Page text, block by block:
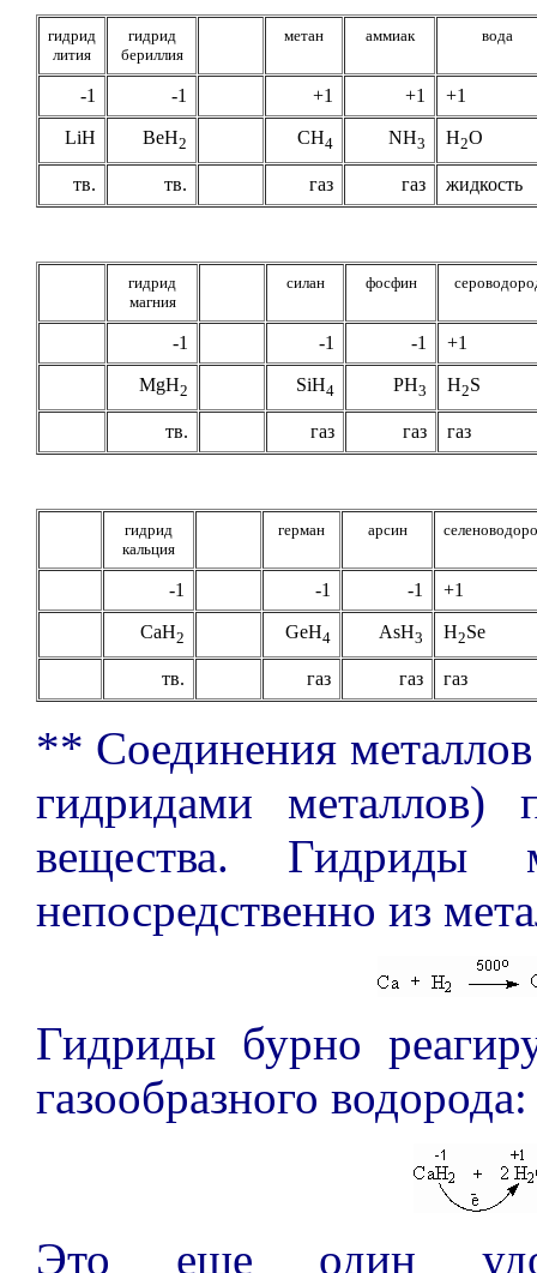
гидрид
лития
гидрид
бериллия
метан аммиак вода
-1 -1 +1 +1 +1
LiH BeH2 CH4 NH3 H2O
тв. тв. газ газ жидкость
гидрид
магния
силан фосфин
-1 -1 -1 +1
MgH2 SiH4 PH3 H2S
тв. газ газ газ
гидрид
кальция
герман арсин
-1 -1 -1 +1
CaH2 GeH4 AsH3 H2Se
тв. газ газ газ
** Соединения
гидридами металлов)
вещества. Гидриды
непосредственно из
Гидриды бурно
газообразного водорода:
Это еще один